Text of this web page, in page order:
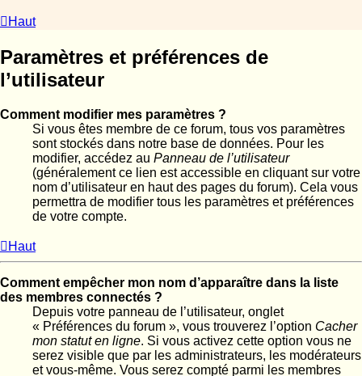
Haut
Paramètres et préférences de
l’utilisateur
Comment modifier mes paramètres ?
Si vous êtes membre de ce forum, tous vos paramètres
sont stockés dans notre base de données. Pour les
modifier, accédez au Panneau de l’utilisateur
(généralement ce lien est accessible en cliquant sur votre
nom d’utilisateur en haut des pages du forum). Cela vous
permettra de modifier tous les paramètres et préférences
de votre compte.
Haut
Comment empêcher mon nom d’apparaître dans la liste
des membres connectés ?
Depuis votre panneau de l’utilisateur, onglet
« Préférences du forum », vous trouverez l’option Cacher
mon statut en ligne. Si vous activez cette option vous ne
serez visible que par les administrateurs, les modérateurs
et vous-même. Vous serez compté parmi les membres